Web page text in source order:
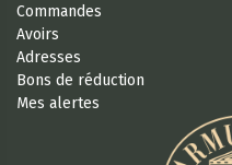
Commandes
Avoirs
Adresses
Bons de réduction
Mes alertes